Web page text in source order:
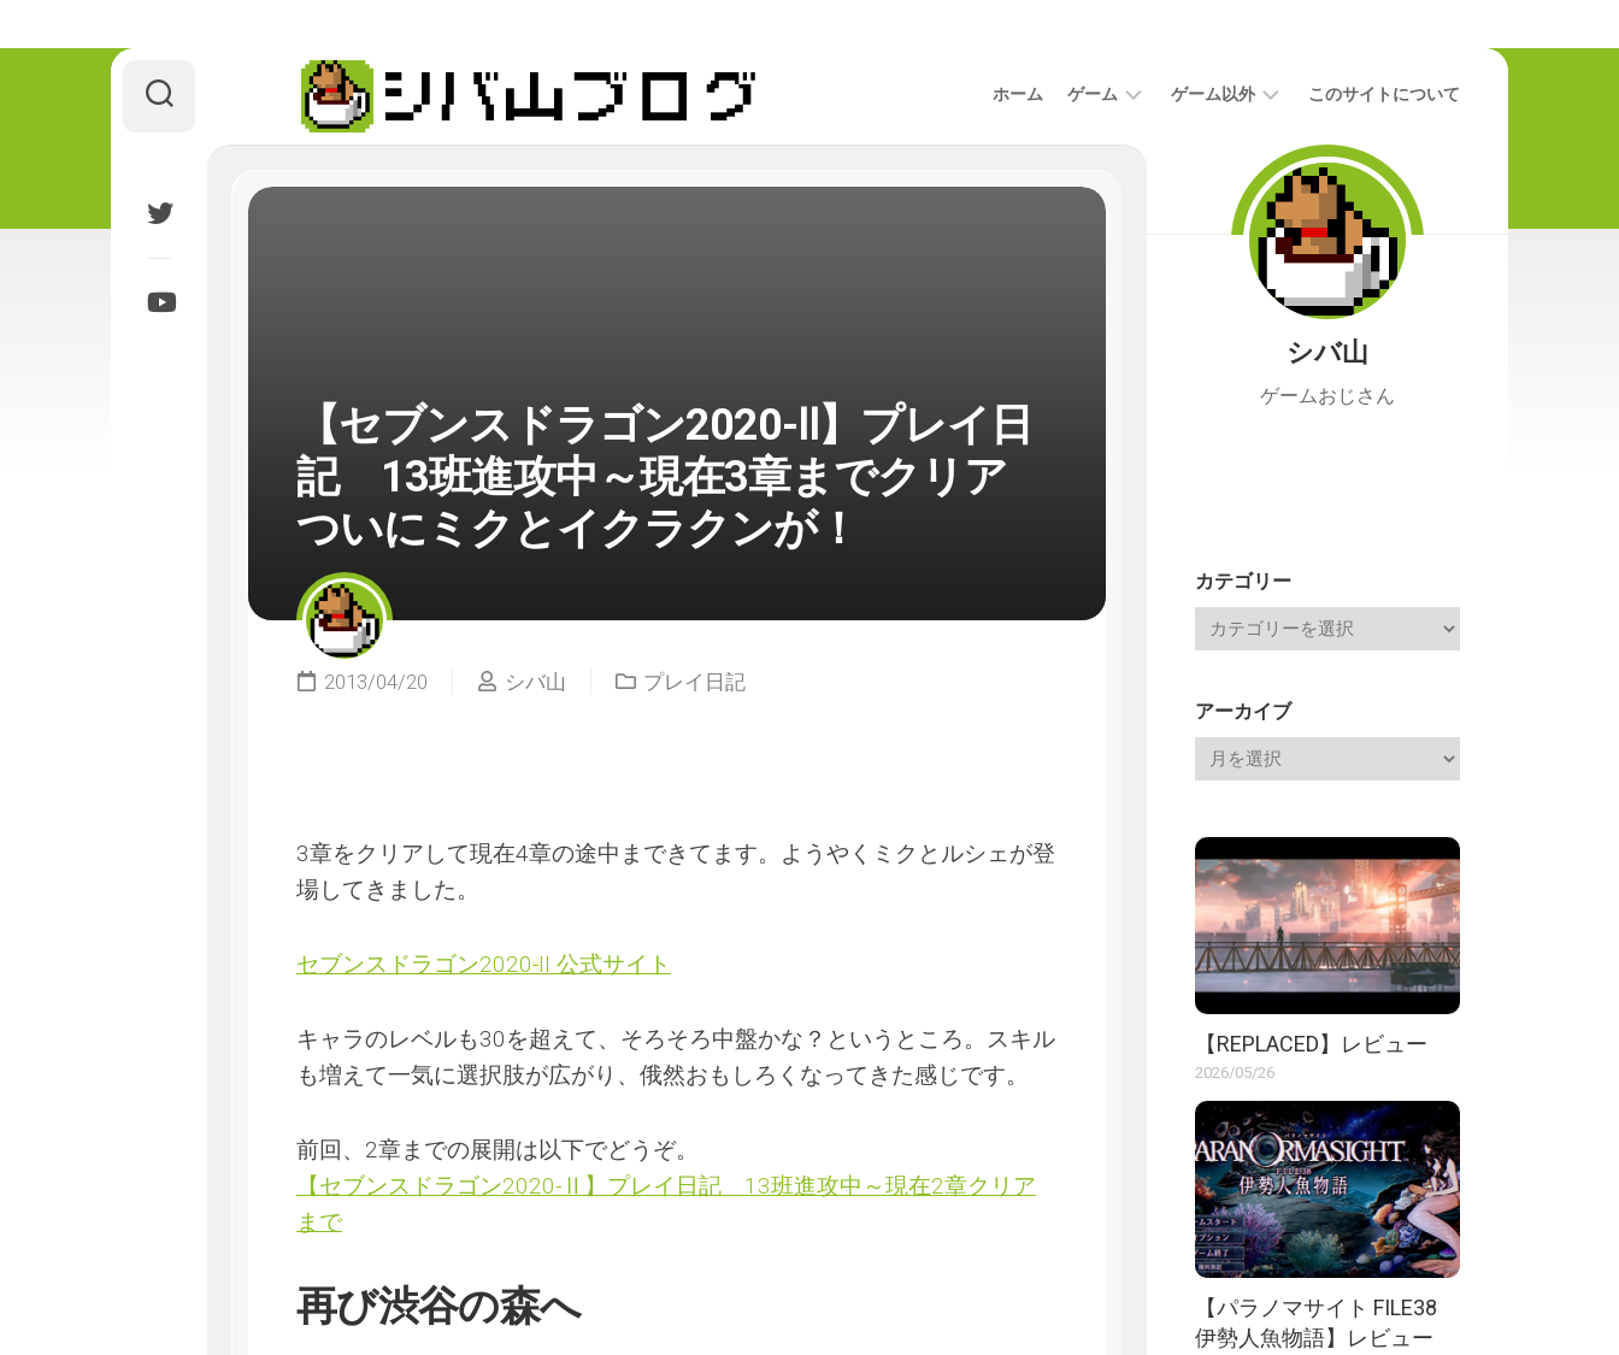
ホーム ゲーム
ビ
ゲーム以外 このサイトについて
【セブンスドラゴン2020-Ⅱ】プレイ日
記 13班進攻中～現在3章までクリア
ついにミクとイクラクンが！
2013/04/20 シバ山 プレイ日記
3章をクリアして現在4章の途中まできてます。ようやくミクとルシェが登
場してきました。
セブンスドラゴン2020-II 公式サイト
キャラのレベルも30を超えて、そろそろ中盤かな？というところ。スキル
も増えて一気に選択肢が広がり、俄然おもしろくなってきた感じです。
前回、2章までの展開は以下でどうぞ。
【セブンスドラゴン2020-Ⅱ】プレイ日記 13班進攻中～現在2章クリア
まで
再び渋谷の森へ
シバ山
ゲームおじさん
カテゴリー
アーカイブ
【REPLACED】レビュー
2026/05/26
【パラノマサイト FILE38
伊勢人魚物語】レビュー